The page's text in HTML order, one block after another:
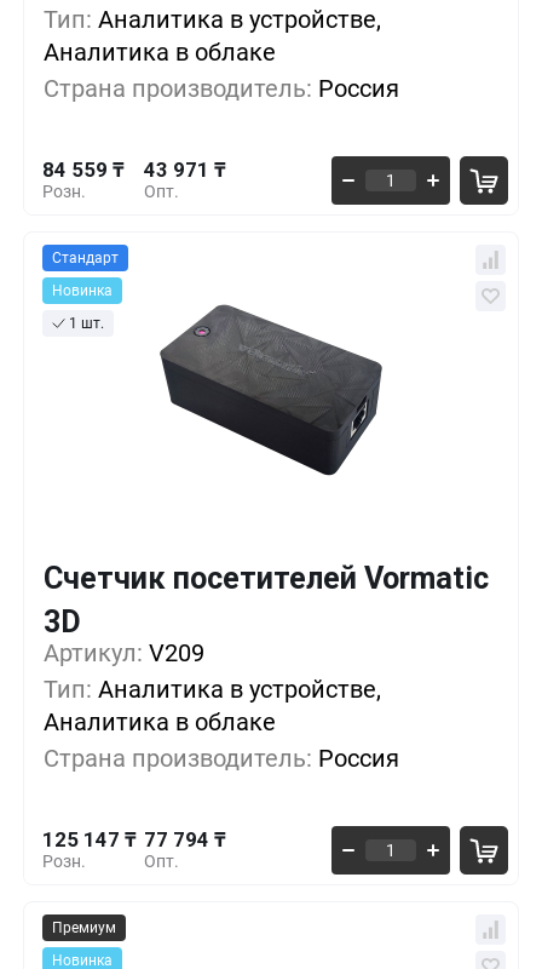
Тип: Аналитика в устройстве,
Аналитика в облаке
Страна производитель: Россия
Розн.
84 559 ₸
Опт.
43 971 ₸
5+ -23%
10+ -40%
Стандарт
Новинка
1 шт.
Счетчик посетителей Vormatic
3D
Артикул: V209
Тип: Аналитика в устройстве,
Аналитика в облаке
Страна производитель: Россия
Розн.
125 147 ₸
Опт.
77 794 ₸
Кол-во
5+ -16%
10+ -32%
Премиум
Новинка